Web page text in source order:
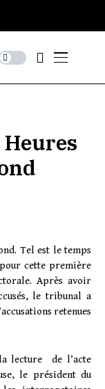
Tel est le temps
cette première
Après avoir
le tribunal a
retenues
lecture de l’acte
le président du